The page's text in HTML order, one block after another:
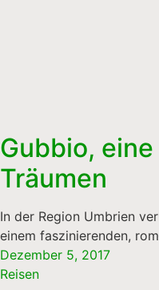
Gubbio,
Träumen
In der Region Umbrien
einem faszinierenden,
Dezember 5, 2017
Reisen